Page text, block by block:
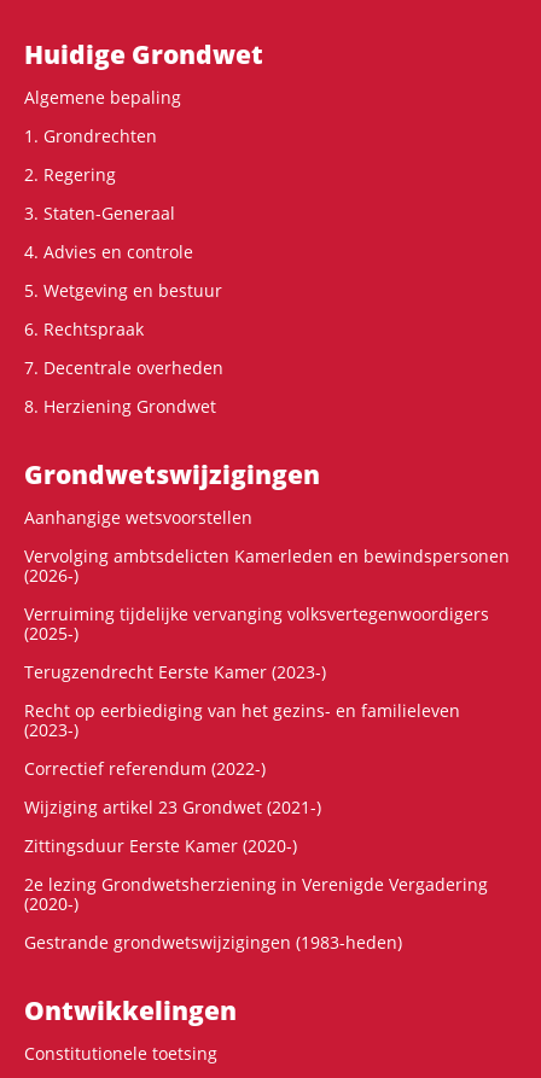
Hoofdnavigatie
Huidige Grondwet
Algemene bepaling
1. Grondrechten
2. Regering
3. Staten-Generaal
4. Advies en controle
5. Wetgeving en bestuur
6. Rechtspraak
7. Decentrale overheden
8. Herziening Grondwet
Grondwets­wijzigingen
Aanhangige wetsvoorstellen
Vervolging ambtsdelicten Kamerleden en bewindspersonen
(2026-)
Verruiming tijdelijke vervanging volksvertegenwoordigers
(2025-)
Terugzendrecht Eerste Kamer (2023-)
Recht op eerbiediging van het gezins- en familieleven
(2023-)
Correctief referendum (2022-)
Wijziging artikel 23 Grondwet (2021-)
Zittingsduur Eerste Kamer (2020-)
2e lezing Grondwetsherziening in Verenigde Vergadering
(2020-)
Gestrande grondwetswijzigingen (1983-heden)
Ontwikke­lingen
Constitutionele toetsing